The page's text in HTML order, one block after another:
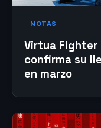
NOTAS
Virtua Fighter
confirma su
en marzo